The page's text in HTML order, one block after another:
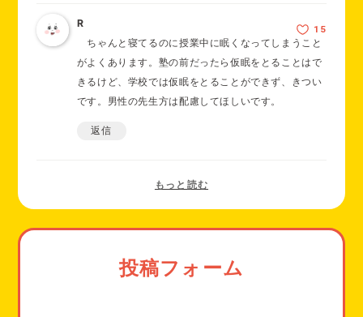
R
ちゃんと寝てるのに授業中に眠くなってしまうこと
がよくあります。塾の前だったら仮眠をとることはで
きるけど、学校では仮眠をとることができず、きつい
です。男性の先生方は配慮してほしいです。
返信
投稿フォーム